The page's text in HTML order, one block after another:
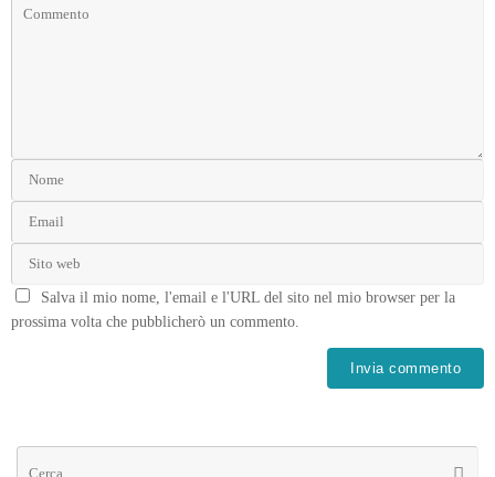
Salva il mio nome, l'email e l'URL del sito nel mio browser per la
prossima volta che pubblicherò un commento.